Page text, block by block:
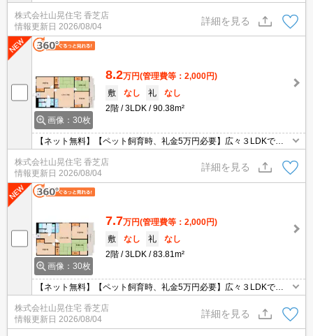
す♪猫or室内小型犬合計で2匹まで飼育可♪TVモニターホンも付いて
いて安心♪
株式会社山晃住宅 香芝店
情報更新日 2026/08/04
詳細を見る
画像：30枚
8.2万円(管理費等：2,000円)
敷
なし 礼
なし
2階
3LDK 90.38m²
【ネット無料】【ペット飼育時、礼金5万円必要】広々３LDKで新
婚様・ファミリー様におすすめです♪駐車場も敷地で2台契約可能で
す♪猫or室内小型犬合計で2匹まで飼育可♪TVモニターホンも付いて
いて安心♪
株式会社山晃住宅 香芝店
情報更新日 2026/08/04
詳細を見る
画像：30枚
7.7万円(管理費等：2,000円)
敷
なし 礼
なし
2階
3LDK 83.81m²
【ネット無料】【ペット飼育時、礼金5万円必要】広々３LDKで新
婚様・ファミリー様におすすめです♪駐車場も敷地で2台契約可能で
す♪猫or室内小型犬合計で2匹まで飼育可♪TVモニターホンも付いて
いて安心♪
株式会社山晃住宅 香芝店
情報更新日 2026/08/04
詳細を見る